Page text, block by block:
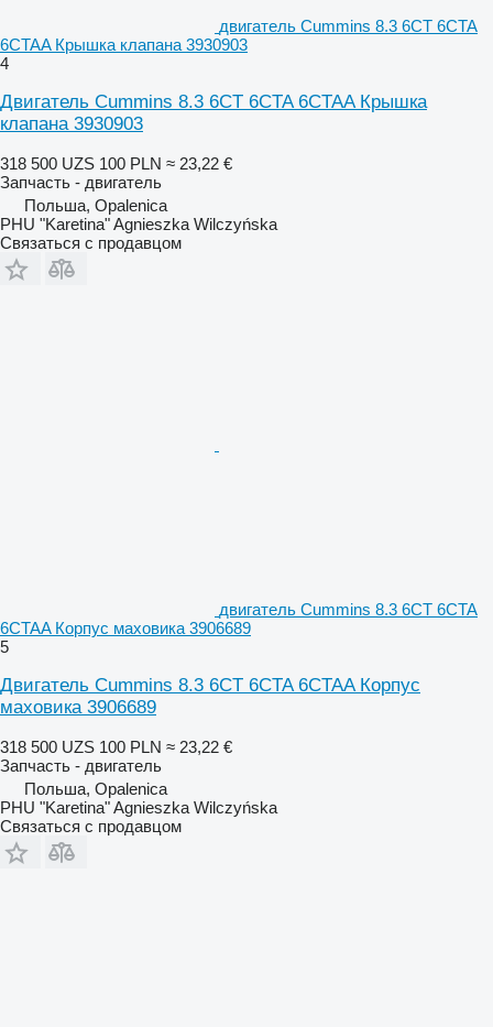
двигатель Cummins 8.3 6CT 6CTA
6CTAA Крышка клапана 3930903
4
Двигатель Cummins 8.3 6CT 6CTA 6CTAA Крышка
клапана 3930903
318 500 UZS 100 PLN ≈ 23,22 €
Запчасть - двигатель
Польша, Opalenica
PHU "Karetina" Agnieszka Wilczyńska
Связаться с продавцом
двигатель Cummins 8.3 6CT 6CTA
6CTAA Корпус маховика 3906689
5
Двигатель Cummins 8.3 6CT 6CTA 6CTAA Корпус
маховика 3906689
318 500 UZS 100 PLN ≈ 23,22 €
Запчасть - двигатель
Польша, Opalenica
PHU "Karetina" Agnieszka Wilczyńska
Связаться с продавцом